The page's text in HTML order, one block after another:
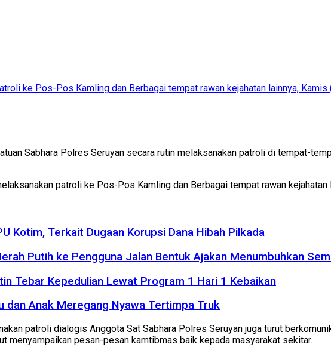
ke Pos-Pos Kamling dan Berbagai tempat rawan kejahatan lainnya,
Sabhara Polres Seruyan secara rutin melaksanakan patroli di tempat-
patroli ke Pos-Pos Kamling dan Berbagai tempat rawan
Kotim, Terkait Dugaan Korupsi Dana Hibah Pilkada
Putih ke Pengguna Jalan Bentuk Ajakan Menumbuhkan
Tebar Kepedulian Lewat Program 1 Hari 1 Kebaikan
dan Anak Meregang Nyawa Tertimpa Truk
patroli dialogis Anggota Sat Sabhara Polres Seruyan juga turut
menyampaikan pesan-pesan kamtibmas baik kepada masyarakat sekitar.